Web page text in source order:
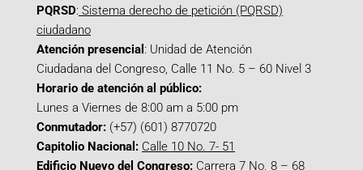
PQRSD: Sistema derecho de petición (PQRSD)
ciudadano
Atención presencial : Unidad de Atención
Ciudadana del Congreso, Calle 11 No. 5 – 60 Nivel 3
Horario de atención al público:
Lunes a Viernes de 8:00 am a 5:00 pm
Conmutador: (+57) (601) 8770720
Capitolio Nacional: Calle 10 No. 7- 51
Edificio Nuevo del Congreso: Carrera 7 No. 8 – 68